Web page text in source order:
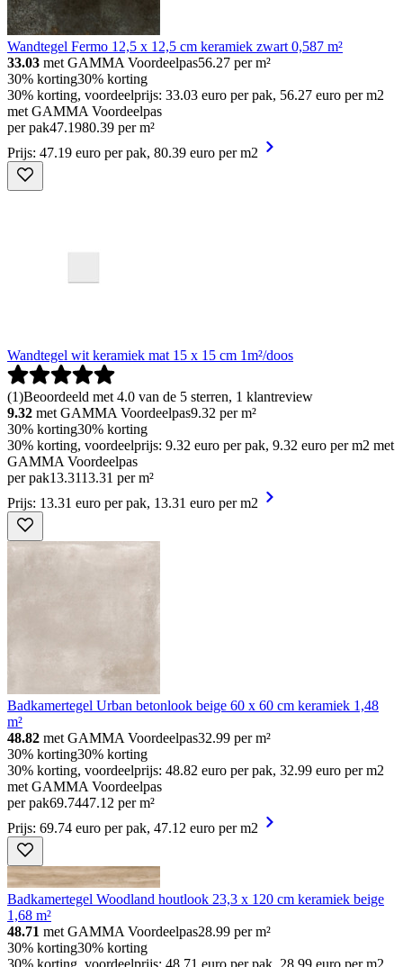
Wandtegel Fermo 12,5 x 12,5 cm keramiek zwart 0,587 m²
33.03 met GAMMA Voordeelpas56.27 per m²
30% korting30% korting
30% korting, voordeelprijs: 33.03 euro per pak, 56.27 euro per m2
met GAMMA Voordeelpas
per pak47.1980.39 per m²
Prijs: 47.19 euro per pak, 80.39 euro per m2
Wandtegel wit keramiek mat 15 x 15 cm 1m²/doos
(1)Beoordeeld met 4.0 van de 5 sterren, 1 klantreview
9.32 met GAMMA Voordeelpas9.32 per m²
30% korting30% korting
30% korting, voordeelprijs: 9.32 euro per pak, 9.32 euro per m2 met
GAMMA Voordeelpas
per pak13.3113.31 per m²
Prijs: 13.31 euro per pak, 13.31 euro per m2
Badkamertegel Urban betonlook beige 60 x 60 cm keramiek 1,48
m²
48.82 met GAMMA Voordeelpas32.99 per m²
30% korting30% korting
30% korting, voordeelprijs: 48.82 euro per pak, 32.99 euro per m2
met GAMMA Voordeelpas
per pak69.7447.12 per m²
Prijs: 69.74 euro per pak, 47.12 euro per m2
Badkamertegel Woodland houtlook 23,3 x 120 cm keramiek beige
1,68 m²
48.71 met GAMMA Voordeelpas28.99 per m²
30% korting30% korting